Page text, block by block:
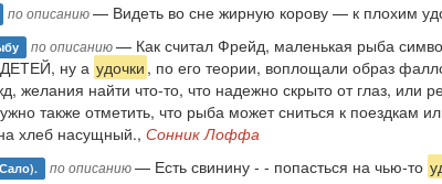
по описанию— Видеть во сне жирную корову — к плохим
по описанию— Как считал Фрейд, маленькая рыба
ну а удочки , по его теории, воплощали образ
желания найти что-то, что надежно скрыто от глаз, или
также отметить, что рыба может сниться к поездкам
хлеб насущный., Сонник Лоффа
по описанию— Есть свинину - - попасться на чью-то